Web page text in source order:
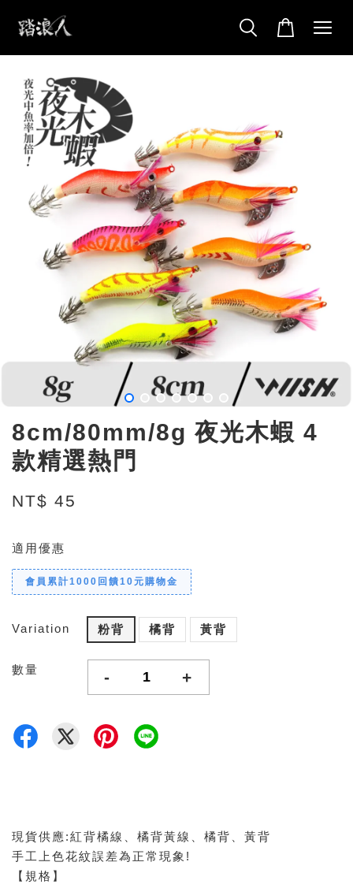
8cm/80mm/8g 夜光木蝦 4
款精選熱門
NT$ 45
適用優惠
會員累計1000回饋10元購物金
Variation 粉背 橘背 黃背
數量 - +
現貨供應:紅背橘線、橘背黃線、橘背、黃背
手工上色花紋誤差為正常現象!
【規格】